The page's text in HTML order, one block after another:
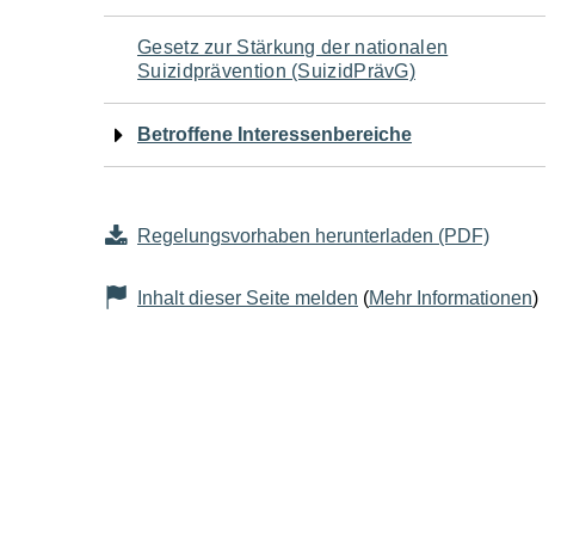
Navigation
für
den
Seiteninhalt
Gesetz zur Stärkung der nationalen
Suizidprävention (SuizidPrävG)
Betroffene Interessenbereiche
Regelungsvorhaben herunterladen (PDF)
Inhalt dieser Seite melden (Mehr Informationen)